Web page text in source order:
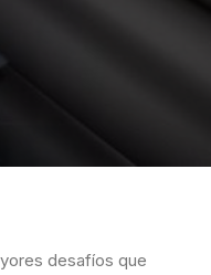
desafíos que